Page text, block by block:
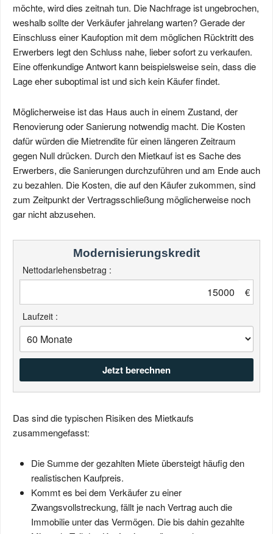
möchte, wird dies zeitnah tun. Die Nachfrage ist ungebrochen,
weshalb sollte der Verkäufer jahrelang warten? Gerade der
Einschluss einer Kaufoption mit dem möglichen Rücktritt des
Erwerbers legt den Schluss nahe, lieber sofort zu verkaufen.
Eine offenkundige Antwort kann beispielsweise sein, dass die
Lage eher suboptimal ist und sich kein Käufer findet.
Möglicherweise ist das Haus auch in einem Zustand, der
Renovierung oder Sanierung notwendig macht. Die Kosten
dafür würden die Mietrendite für einen längeren Zeitraum
gegen Null drücken. Durch den Mietkauf ist es Sache des
Erwerbers, die Sanierungen durchzuführen und am Ende auch
zu bezahlen. Die Kosten, die auf den Käufer zukommen, sind
zum Zeitpunkt der Vertragsschließung möglicherweise noch
gar nicht abzusehen.
Modernisierungs­kredit
Nettodarlehensbetrag :
€
Laufzeit :
Das sind die typischen Risiken des Mietkaufs
zusammengefasst:
Die Summe der gezahlten Miete übersteigt häufig den
realistischen Kaufpreis.
Kommt es bei dem Verkäufer zu einer
Zwangsvollstreckung, fällt je nach Vertrag auch die
Immobilie unter das Vermögen. Die bis dahin gezahlte